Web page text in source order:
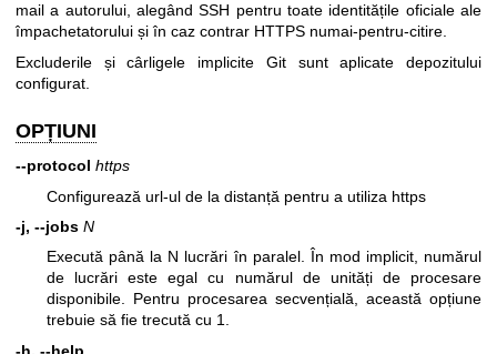
mail a autorului, alegând SSH pentru toate identitățile oficiale ale
împachetatorului și în caz contrar HTTPS numai-pentru-citire.
Excluderile și cârligele implicite Git sunt aplicate depozitului
configurat.
OPȚIUNI
--protocol https
Configurează url-ul de la distanță pentru a utiliza https
-j, --jobs N
Execută până la N lucrări în paralel. În mod implicit, numărul
de lucrări este egal cu numărul de unități de procesare
disponibile. Pentru procesarea secvențială, această opțiune
trebuie să fie trecută cu 1.
-h, --help